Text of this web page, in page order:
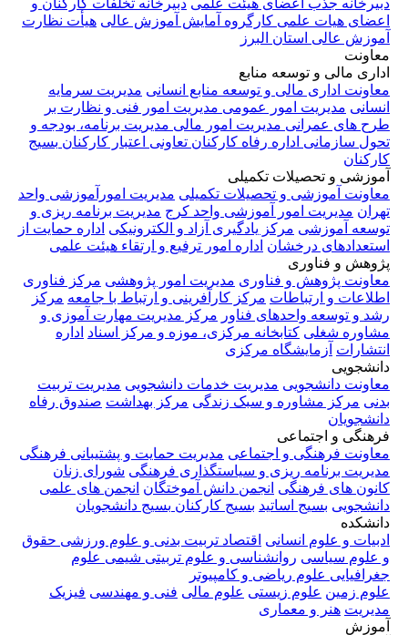
دبیرخانه جذب اعضای هیئت علمی دبیرخانه تخلفات کارکنان و
اعضای هیات علمی کارگروه آمایش آموزش عالی هیأت نظارت
آموزش عالی استان البرز
معاونت
اداری مالی و توسعه منابع
معاونت اداری مالی و توسعه منابع انسانی مدیریت سرمایه
انسانی مدیریت امور عمومی مدیریت امور فنی و نظارت بر
طرح های عمرانی مدیریت امور مالی مدیریت برنامه، بودجه و
تحول سازمانی اداره رفاه کارکنان تعاونی اعتبار کارکنان بسیج
کارکنان
آموزشی و تحصیلات تکمیلی
معاونت آموزشی و تحصیلات تکمیلی مدیریت امورآموزشی واحد
تهران مدیریت امور آموزشی واحد کرج مدیریت برنامه ریزی و
توسعه آموزشی مرکز یادگیری آزاد و الکترونیکی اداره حمایت از
استعدادهای درخشان اداره امور ترفیع و ارتقاء هیئت علمی
پژوهش و فناوری
معاونت پژوهش و فناوری مدیریت امور پژوهشی مرکز فناوری
اطلاعات و ارتباطات مرکز کارآفرینی و ارتباط با جامعه مرکز
رشد و توسعه واحدهای فناور مرکز مدیریت مهارت آموزی و
مشاوره شغلی کتابخانه مرکزی، موزه و مرکز اسناد اداره
انتشارات آزمایشگاه مرکزی
دانشجویی
معاونت دانشجویی مدیریت خدمات دانشجویی مدیریت تربیت
بدنی مرکز مشاوره و سبک زندگی مرکز بهداشت صندوق رفاه
دانشجویان
فرهنگی و اجتماعی
معاونت فرهنگی و اجتماعی مدیریت حمایت و پشتیبانی فرهنگی
مدیریت برنامه ریزی و سیاستگذاری فرهنگی شورای زنان
کانون های فرهنگی انجمن دانش آموختگان انجمن های علمی
دانشجویی بسیج اساتید بسیج کارکنان بسیج دانشجویان
دانشکده
ادبیات و علوم انسانی اقتصاد تربیت بدنی و علوم ورزشی حقوق
و علوم سیاسی روانشناسی و علوم تربیتی شیمی علوم
جغرافیایی علوم ریاضی و کامپیوتر
علوم زمین علوم زیستی علوم مالی فنی و مهندسی فیزیک
مدیریت هنر و معماری
آموزش